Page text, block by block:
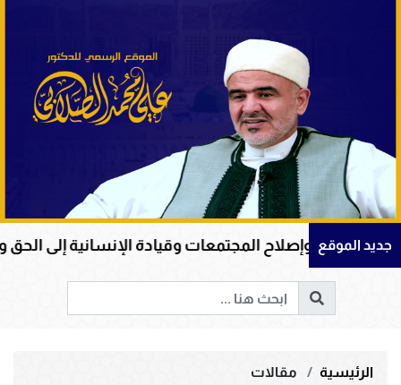
جديد الموقع
المجتمعات وقيادة الإنسانية إلى الحق والخير
الرئيسية
مقالات